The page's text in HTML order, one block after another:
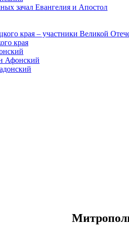
зачал Евангелия и Апостол
края – участники Великой
края
Афонский